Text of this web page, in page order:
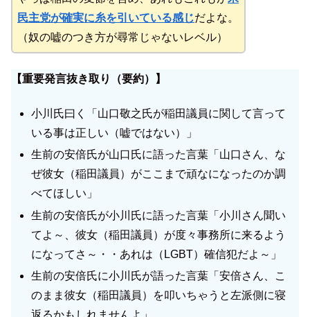
民主党が確実に糸を引いている感じだよな。
（奴の嘘のつき方が尋常じゃないレベル）
【重要発言抜き取り（要約）】
小川氏曰く「山口敬之氏が稲田議員に関して言って
いる事は正しい（嘘ではない）」
生前の安倍氏が山口氏に語った言葉「山口さん、な
ぜ彼女（稲田議員）がここまで頑なになったのか調
べてほしい」
生前の安倍氏が小川氏に語った言葉「小川さん聞い
てよ～、彼女（稲田議員）が度々事務所に来るよう
になってさ～・・あれは（LGBT）確信犯だよ～」
生前の安倍氏に小川氏が語った言葉「安倍さん、こ
のまま彼女（稲田議員）を叩いちゃうと左派側に寝
返るかもしれませんよ」